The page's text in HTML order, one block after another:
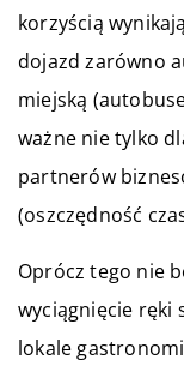
korzyścią
dojazd zarówno
miejską
ważne nie tylko
partnerów
(oszczędność
Oprócz tego nie
wyciągnięcie ręki
lokale